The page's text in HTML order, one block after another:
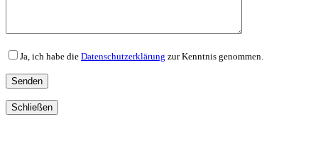
Ja, ich habe die Datenschutzerklärung zur Kenntnis genommen.
Schließen